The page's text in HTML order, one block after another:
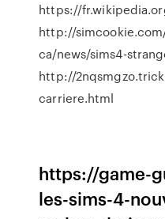
https://
http://
ca/news/sims4-
http://
carriere.html
https://game-
les-sims-4-